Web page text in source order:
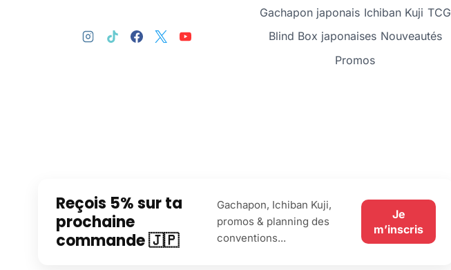
Gachapon japonais Ichiban Kuji TCG
Blind Box japonaises Nouveautés
Promos
Reçois 5% sur ta
prochaine
commande 🇯🇵
Gachapon, Ichiban Kuji,
promos & planning des
conventions...
Je
m’inscris